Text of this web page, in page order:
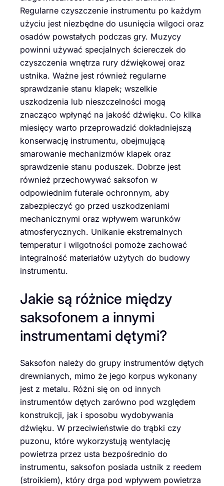
Regularne czyszczenie instrumentu po każdym
użyciu jest niezbędne do usunięcia wilgoci oraz
osadów powstałych podczas gry. Muzycy
powinni używać specjalnych ściereczek do
czyszczenia wnętrza rury dźwiękowej oraz
ustnika. Ważne jest również regularne
sprawdzanie stanu klapek; wszelkie
uszkodzenia lub nieszczelności mogą
znacząco wpłynąć na jakość dźwięku. Co kilka
miesięcy warto przeprowadzić dokładniejszą
konserwację instrumentu, obejmującą
smarowanie mechanizmów klapek oraz
sprawdzenie stanu poduszek. Dobrze jest
również przechowywać saksofon w
odpowiednim futerale ochronnym, aby
zabezpieczyć go przed uszkodzeniami
mechanicznymi oraz wpływem warunków
atmosferycznych. Unikanie ekstremalnych
temperatur i wilgotności pomoże zachować
integralność materiałów użytych do budowy
instrumentu.
Jakie są różnice między
saksofonem a innymi
instrumentami dętymi?
Saksofon należy do grupy instrumentów dętych
drewnianych, mimo że jego korpus wykonany
jest z metalu. Różni się on od innych
instrumentów dętych zarówno pod względem
konstrukcji, jak i sposobu wydobywania
dźwięku. W przeciwieństwie do trąbki czy
puzonu, które wykorzystują wentylację
powietrza przez usta bezpośrednio do
instrumentu, saksofon posiada ustnik z reedem
(stroikiem), który drga pod wpływem powietrza